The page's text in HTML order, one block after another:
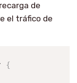
de
el tráfico de
{